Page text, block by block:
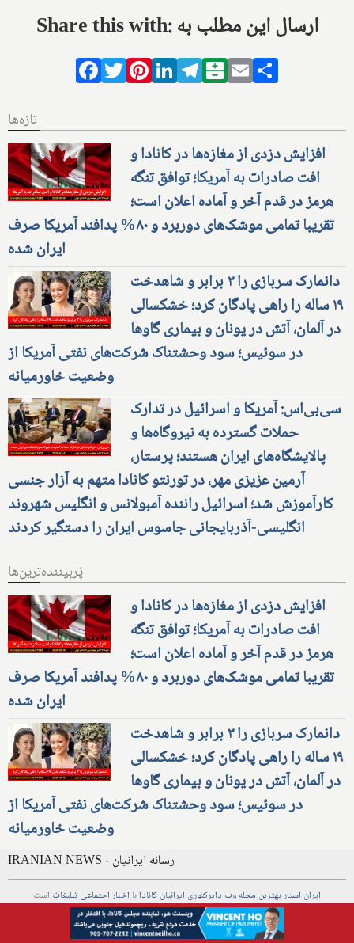
Share this with: ارسال این مطلب به
Facebook
TwitterPinterestLinkedIn
Telegram
Balatarin
Email
تازه‌ها
افزایش دزدی از مغازه‌ها در کانادا و
افت صادرات به آمریکا؛ توافق تنگه
هرمز در قدم آخر و آماده اعلان است؛
تقریبا تمامی موشک‌های دوربرد و ۸۰% پدافند آمریکا صرف
ایران شده
دانمارک سربازی را ۳ برابر و شاهدخت
۱۹ ساله را راهی پادگان کرد؛ خشکسالی
در آلمان، آتش در یونان و بیماری گاوها
در سوئیس؛ سود وحشتناک شرکت‌های نفتی آمریکا از
وضعیت خاورمیانه
سی‌بی‌اس: آمریکا و اسرائیل در تدارک
حملات گسترده به نیروگاه‌ها و
پالایشگاه‌های ایران هستند؛ پرستار،
آرمین عزیزی مهر، در تورنتو کانادا متهم به آزار جنسی
کارآموزش شد؛ اسرائیل راننده آمبولانس و انگلیس شهروند
انگلیسی-آذربایجانی جاسوس ایران را دستگیر کردند
پُربیننده‌ترین‌ها
افزایش دزدی از مغازه‌ها در کانادا و
افت صادرات به آمریکا؛ توافق تنگه
هرمز در قدم آخر و آماده اعلان است؛
تقریبا تمامی موشک‌های دوربرد و ۸۰% پدافند آمریکا صرف
ایران شده
دانمارک سربازی را ۳ برابر و شاهدخت
۱۹ ساله را راهی پادگان کرد؛ خشکسالی
در آلمان، آتش در یونان و بیماری گاوها
در سوئیس؛ سود وحشتناک شرکت‌های نفتی آمریکا از
وضعیت خاورمیانه
IRANIAN NEWS - رسانه ایرانیان
ایران استاربهترین مجلهوب دایرکتوری ایرانیان کانادابا اخباراجتماعیتبلیغات است
best Iranian PersianNews,advertisinginMagazine,online,Social Business
Web,Directory